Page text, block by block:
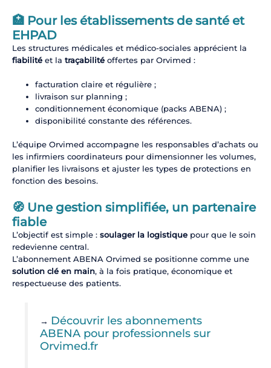
🏥 Pour les établissements de santé et
EHPAD
Les structures médicales et médico-sociales apprécient la
fiabilitéet la traçabilitéoffertes par Orvimed :
facturation claire et régulière ;
livraison sur planning ;
conditionnement économique (packs ABENA) ;
disponibilité constante des références.
L’équipe Orvimed accompagne les responsables d’achats ou
les infirmiers coordinateurs pour dimensionner les volumes,
planifier les livraisons et ajuster les types de protections en
fonction des besoins.
🧭 Une gestion simplifiée, un partenaire
fiable
L’objectif est simple : soulager la logistiquepour que le soin
redevienne central.
L’abonnement ABENA Orvimed se positionne comme une
solution clé en main, à la fois pratique, économique et
respectueuse des patients.
→ Découvrir les abonnements
ABENA pour professionnels sur
Orvimed.fr